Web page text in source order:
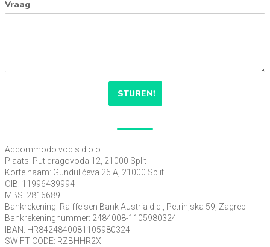
Vraag
STUREN!
Accommodo vobis d.o.o.
Plaats: Put dragovoda 12, 21000 Split
Korte naam: Gundulićeva 26 A, 21000 Split
OIB: 11996439994
MBS: 2816689
Bankrekening: Raiffeisen Bank Austria d.d., Petrinjska 59, Zagreb
Bankrekeningnummer: 2484008-1105980324
IBAN: HR8424840081105980324
SWIFT CODE: RZBHHR2X